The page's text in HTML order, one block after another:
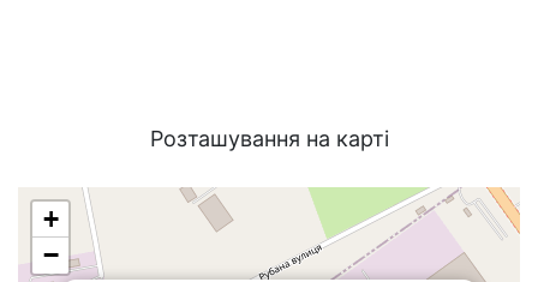
Розташування на карті
+
−